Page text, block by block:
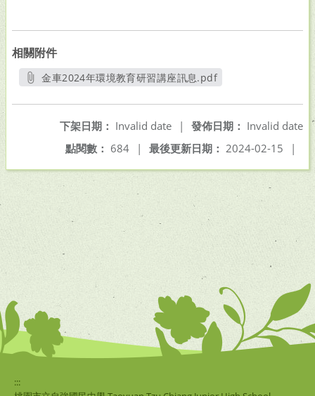
相關附件
金車2024年環境教育研習講座訊息.pdf
發佈日期： Invalid date
下架日期： Invalid date
|
最後更新日期： 2024-02-15 |
點閱數： 684 |
:::